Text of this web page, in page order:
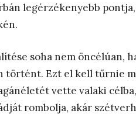
legérzékenyebb
soha nem öncélúan,
történt. Ezt el kell tűrnie
vette valaki
rombolja, akár